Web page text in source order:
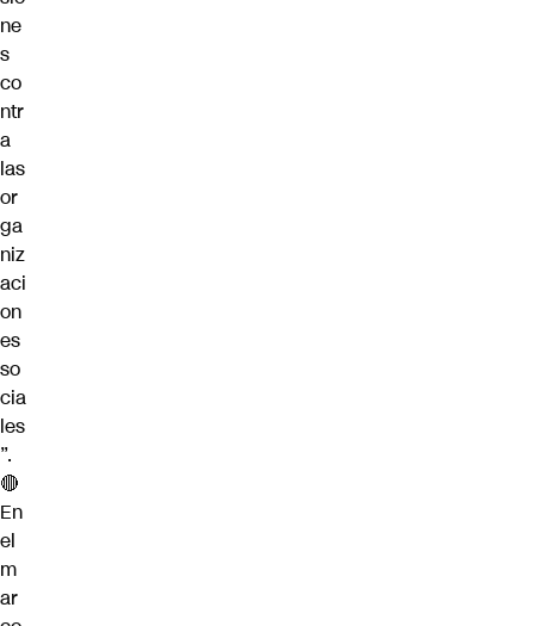
ne
s
co
ntr
a
las
or
ga
niz
aci
on
es
so
cia
les
”.
🔴
En
el
m
ar